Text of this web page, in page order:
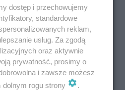
dostęp i przechowujemy
standardowe
reklam,
usług. Za zgodą
oraz aktywnie
prywatność, prosimy o
i zawsze możesz
rogu strony
.